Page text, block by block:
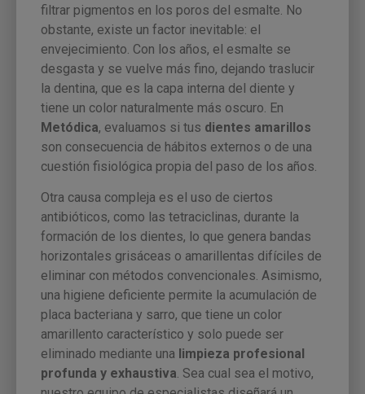
filtrar pigmentos en los poros del esmalte. No
obstante, existe un factor inevitable: el
envejecimiento. Con los años, el esmalte se
desgasta y se vuelve más fino, dejando traslucir
la dentina, que es la capa interna del diente y
tiene un color naturalmente más oscuro. En
Metódica, evaluamos si tus dientes amarillos
son consecuencia de hábitos externos o de una
cuestión fisiológica propia del paso de los años.
Otra causa compleja es el uso de ciertos
antibióticos, como las tetraciclinas, durante la
formación de los dientes, lo que genera bandas
horizontales grisáceas o amarillentas difíciles de
eliminar con métodos convencionales. Asimismo,
una higiene deficiente permite la acumulación de
placa bacteriana y sarro, que tiene un color
amarillento característico y solo puede ser
eliminado mediante una limpieza profesional
profunda y exhaustiva. Sea cual sea el motivo,